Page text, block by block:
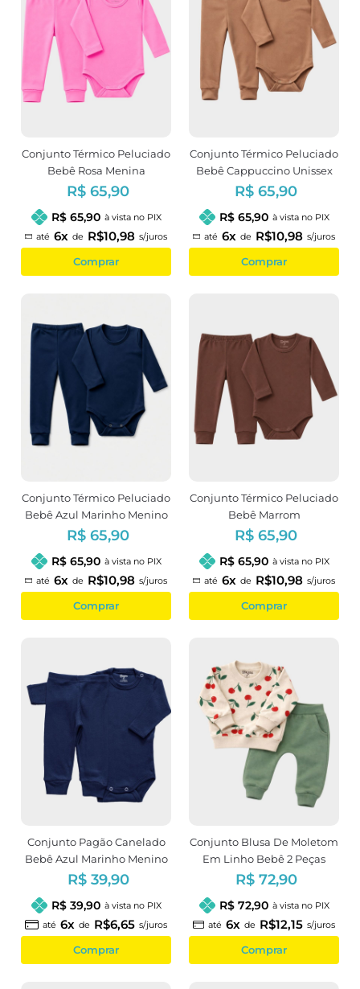
Conjunto Térmico Peluciado
Bebê Rosa Menina
R$ 65,90
R$ 65,90 à vista no PIX
até 6x de R$10,98 s/juros
Comprar
Conjunto Térmico Peluciado
Bebê Cappuccino Unissex
R$ 65,90
R$ 65,90 à vista no PIX
até 6x de R$10,98 s/juros
Comprar
Conjunto Térmico Peluciado
Bebê Azul Marinho Menino
R$ 65,90
R$ 65,90 à vista no PIX
até 6x de R$10,98 s/juros
Comprar
Conjunto Térmico Peluciado
Bebê Marrom
R$ 65,90
R$ 65,90 à vista no PIX
até 6x de R$10,98 s/juros
Comprar
Conjunto Pagão Canelado
Bebê Azul Marinho Menino
R$ 39,90
R$ 39,90 à vista no PIX
até 6x de R$6,65 s/juros
Comprar
Conjunto Blusa De Moletom
Em Linho Bebê 2 Peças
Estampa Cereja
R$ 72,90
R$ 72,90 à vista no PIX
até 6x de R$12,15 s/juros
Comprar